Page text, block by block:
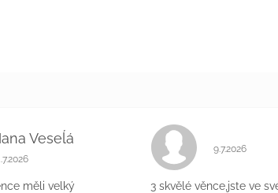
Veseĺá
obchodu je 5 z 5 hvězdiček.
měli velký
Hodnocení
9.7.2026
3 skvělé věnce,jste ve